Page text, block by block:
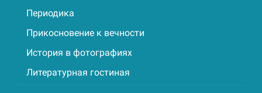
Периодика
Прикосновение к вечности
История в фотографиях
Литературная гостиная